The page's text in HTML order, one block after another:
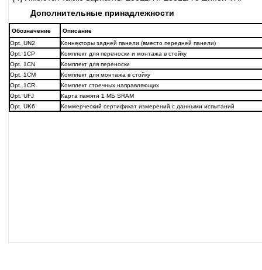
Дополнительные принадлежности
Обозначение
Описание
Opt. UN2
Коннекторы задней панели (вместо передней панели)
Opt. 1CP
Комплект для переноски и монтажа в стойку
Opt. 1CN
Комплект для переноски
Opt. 1CM
Комплект для монтажа в стойку
Opt. 1CR
Комплект стоечных направляющих
Opt. UFJ
Карта памяти 1 МБ SRAM
Opt. UK6
Коммерческий сертификат измерений с данными испытаний